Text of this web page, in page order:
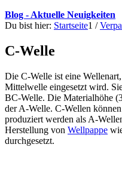
Blog - Aktuelle Neuigkeiten
Du bist hier: Startseite1 /
C-Welle
Die C-Welle ist eine
Mittelwelle eingesetzt wird.
BC-Welle. Die Materialhöhe
der A-Welle. C-Wellen
produziert werden als A-
Herstellung von Wellpappe
durchgesetzt.